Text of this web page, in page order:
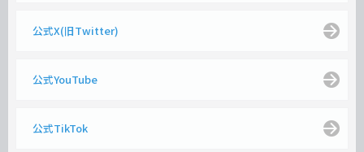
公式X(旧Twitter)
公式YouTube
公式TikTok